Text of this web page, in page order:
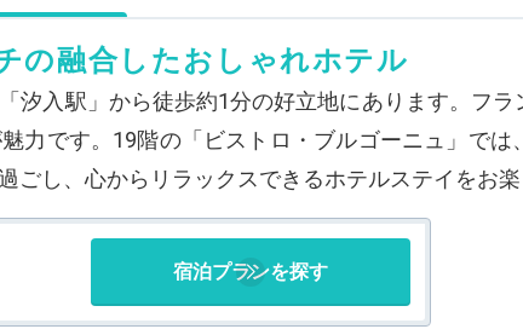
の融合したおしゃれホテル
汐入駅」から徒歩約1分の好立地にあります。フ
力です。19階の「ビストロ・ブルゴーニュ」では
ごし、心からリラックスできるホテルステイをお楽
宿泊プランを探す